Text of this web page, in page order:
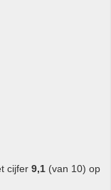
cijfer 9,1 (van 10) op